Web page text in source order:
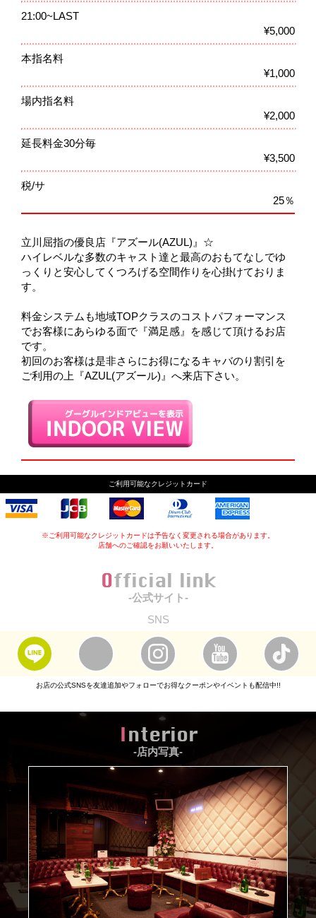
21:00~LAST
¥5,000
本指名料
¥1,000
場内指名料
¥2,000
延長料金30分毎
¥3,500
税/サ
25％
立川屈指の優良店『アズール(AZUL)』☆
ハイレベルな多数のキャスト達と最高のおもてなしでゆ
っくりと安心してくつろげる空間作りを心掛けておりま
す。
料金システムも地域TOPクラスのコストパフォーマンス
でお客様にあらゆる面で『満足感』を感じて頂けるお店
です。
初回のお客様は是非さらにお得になるキャバのり割引を
ご利用の上『AZUL(アズール)』へ来店下さい。
ご利用可能なクレジットカード
※ご利用可能なクレジットカードは予告なく変更される場合があります。
店舗へのご確認をお願いいたします。
Official link
-公式サイト-
SNS
お店の公式SNSを友達追加やフォローでお得なクーポンやイベントも配信中!!
Interior
-店内写真-